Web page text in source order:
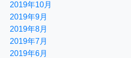
2019年10月
2019年9月
2019年8月
2019年7月
2019年6月